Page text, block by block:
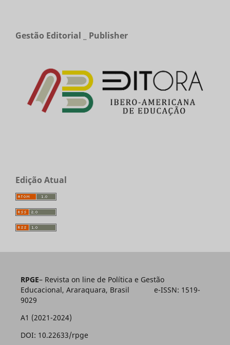
Gestão Editorial _ Publisher
Edição Atual
RPGE– Revista on line de Política e Gestão
Educacional, Araraquara, Brasil e-ISSN: 1519-
9029
A1 (2021-2024)
DOI: 10.22633/rpge